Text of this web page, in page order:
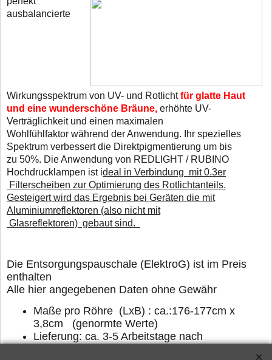
ausbalancierte
Wirkungsspektrum von UV- und Rotlichtfür glatte Haut
und eine wunderschöne Bräune, erhöhte UV-
Verträglichkeit und einen maximalen
Wohlfühlfaktor während der Anwendung. Ihr spezielles
Spektrum verbessert die Direktpigmentierung um bis
zu 50%. Die Anwendung von REDLIGHT / RUBINO
Hochdrucklampen ist ideal in Verbindung mit 0.3er
Filterscheiben zur Optimierung des Rotlichtanteils.
Gesteigert wird das Ergebnis bei Geräten die mit
Aluminiumreflektoren (also nicht mit
Glasreflektoren) gebaut sind.
Die Entsorgungspauschale (ElektroG) ist im Preis
enthalten
Alle hier angegebenen Daten ohne Gewähr
Maße pro Röhre (LxB) : ca.:176-177cm x
3,8cm (genormte Werte)
Lieferung: ca. 3-5 Arbeitstage nach